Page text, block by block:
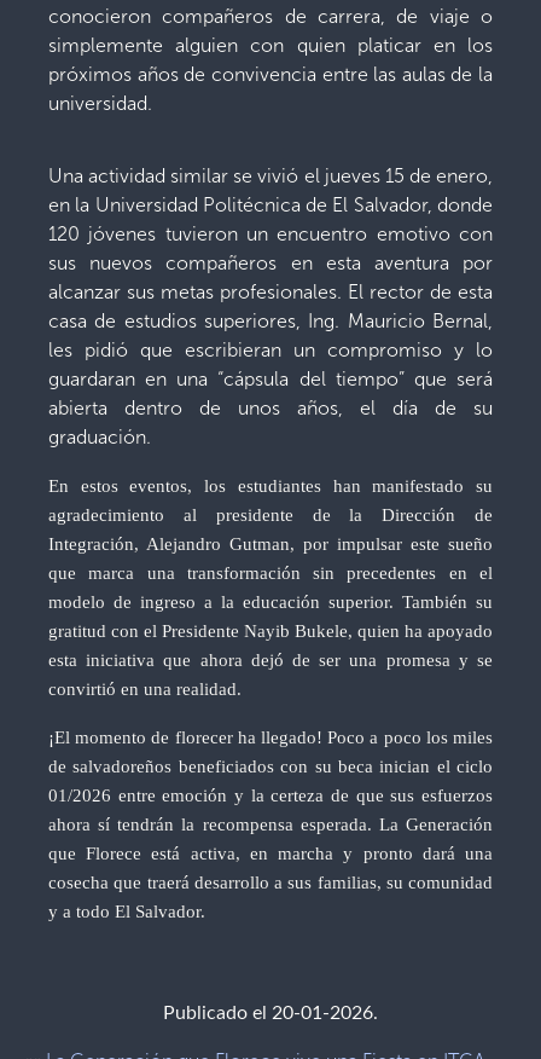
conocieron compañeros de carrera, de viaje o
simplemente alguien con quien platicar en los
próximos años de convivencia entre las aulas de la
universidad.
Una actividad similar se vivió el jueves 15 de enero,
en la Universidad Politécnica de El Salvador, donde
120 jóvenes tuvieron un encuentro emotivo con
sus nuevos compañeros en esta aventura por
alcanzar sus metas profesionales. El rector de esta
casa de estudios superiores, Ing. Mauricio Bernal,
les pidió que escribieran un compromiso y lo
guardaran en una “cápsula del tiempo” que será
abierta dentro de unos años, el día de su
graduación.
En estos eventos, los estudiantes han manifestado su
agradecimiento al presidente de la Dirección de
Integración, Alejandro Gutman, por impulsar este sueño
que marca una transformación sin precedentes en el
modelo de ingreso a la educación superior. También su
gratitud con el Presidente Nayib Bukele, quien ha apoyado
esta iniciativa que ahora dejó de ser una promesa y se
convirtió en una realidad.
¡El momento de florecer ha llegado! Poco a poco los miles
de salvadoreños beneficiados con su beca inician el ciclo
01/2026 entre emoción y la certeza de que sus esfuerzos
ahora sí tendrán la recompensa esperada. La Generación
que Florece está activa, en marcha y pronto dará una
cosecha que traerá desarrollo a sus familias, su comunidad
y a todo El Salvador.
Publicado el 20-01-2026.